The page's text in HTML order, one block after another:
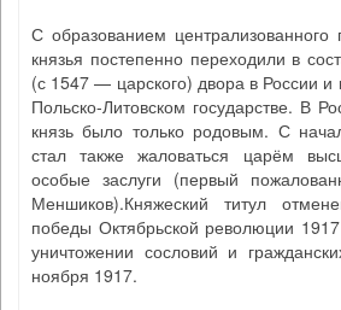
С образованием централизованного
князья постепенно переходили в
(с 1547 — царского) двора в России и
Польско-Литовском государстве. В
князь было только родовым. С
стал также жаловаться царём
особые заслуги (первый
Меншиков).Княжеский титул
победы Октябрьской революции
уничтожении сословий и
ноября 1917.